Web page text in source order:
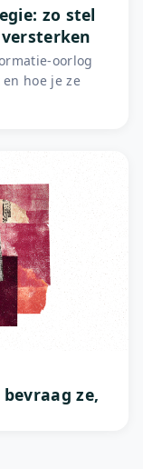
zo stel
oorlog
hoe je ze
ze,